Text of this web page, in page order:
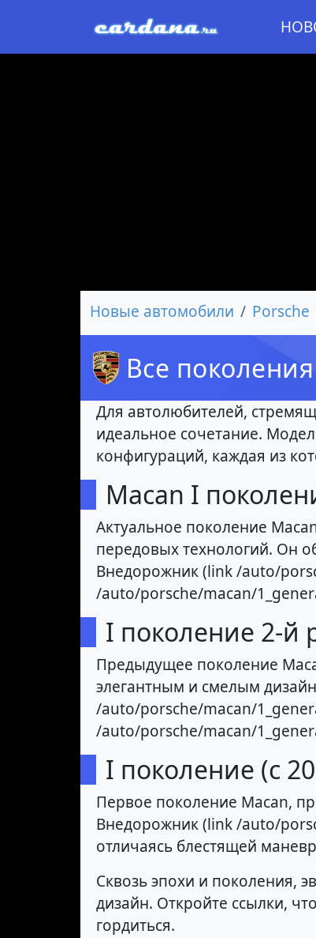
Новые автомобили Porsche
Все
Для автолюбителей,
идеальное сочетание.
конфигураций, каждая из
Macan I
Актуальное поколение
передовых технологий. Он
Внедорожник (link /auto/
/auto/porsche/macan/
I поколение 2-й
Предыдущее поколение
элегантным и смелым
/auto/porsche/macan/
/auto/porsche/macan/
I поколение (с
Первое поколение Macan,
Внедорожник (link /auto/
отличаясь блестящей
Сквозь эпохи и поколения,
дизайн. Откройте ссылки,
гордиться.